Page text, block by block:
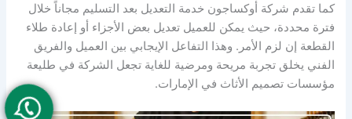
كما تقدم شركة أوكساجون خدمة التعديل بعد التسليم مجاناً خلال
فترة محددة، حيث يمكن للعميل تعديل بعض الأجزاء أو إعادة طلاء
القطعة إن لزم الأمر. وهذا التفاعل الإيجابي بين العميل والفريق
الفني يخلق تجربة مريحة ومرضية للغاية تجعل الشركة في طليعة
مؤسسات تصميم الأثاث في الإمارات.